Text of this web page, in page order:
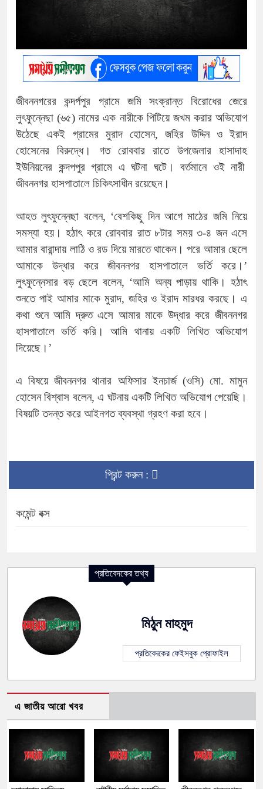
জীবননগরের কন্দর্পপুর গ্রামে জমি সংক্রান্ত বিরোধের জেরে
লুৎফুন্নেছা (৬৫) নামের এক নারীকে পিটিয়ে জখম করার অভিযোগ
উঠেছে একই গ্রামের মুরাদ হোসেন, জহির উদ্দিন ও ইরাদ
হোসেনের বিরুদ্ধে। গত রোববার রাতে উপজেলার হাসাদাহ
ইউনিয়নের কন্দপপুর গ্রামে এ ঘটনা ঘটে। বর্তমানে ওই নারী
জীবননগর হাসপাতালে চিকিৎসাধীন রয়েছেন।
আহত লুৎফুন্নেছা বলেন, ‘বেশকিছু দিন আগে মাঠের জমি নিয়ে
সমস্যা হয়। হঠাৎ করে রোববার রাত ৮টার সময় ৩-৪ জন এসে
আমার বারান্দায় লাঠি ও রড দিয়ে মারতে থাকেন। পরে আমার ছেলে
আমাকে উদ্ধার করে জীবননগর হাসপাতালে ভর্তি করে।’
লুৎফুন্নেসার বড় ছেলে বলেন, ‘আমি অন্য পাড়ায় থাকি। হঠাৎ
শুনতে পাই আমার মাকে মুরাদ, জহির ও ইরাদ মারধর করছে। এ
কথা শুনে আমি দ্রুত এসে আমার মাকে উদ্ধার করে জীবননগর
হাসপাতালে ভর্তি করি। আমি থানায় একটি লিখিত অভিযোগ
দিয়েছে।’
এ বিষয়ে জীবননগর থানার অফিসার ইনচার্জ (ওসি) মো. মামুন
হোসেন বিশ্বাস বলেন, এ ঘটনায় একটি লিখিত অভিযোগ পেয়েছি।
বিষয়টি তদন্ত করে আইনগত ব্যবস্থা গ্রহণ করা হবে।
প্রিন্ট করুন :
কমেন্ট বক্স
প্রতিবেদকের তথ্য
মিঠুন মাহমুদ
প্রতিবেদকের ফেইসবুক প্রোফাইল
এ জাতীয় আরো খবর